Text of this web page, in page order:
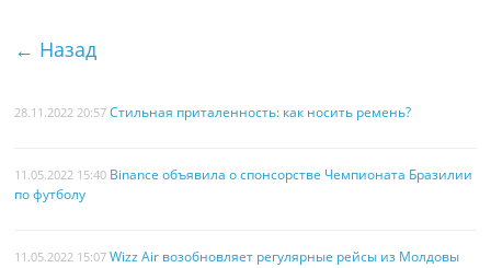
← Назад
28.11.2022 20:57 Стильная приталенность: как носить ремень?
11.05.2022 15:40 Binance объявила о спонсорстве Чемпионата Бразилии
по футболу
11.05.2022 15:07 Wizz Air возобновляет регулярные рейсы из Молдовы